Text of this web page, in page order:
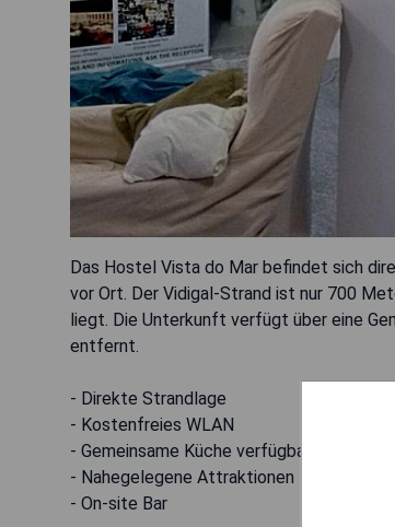
Das Hostel Vista do Mar befindet sich
vor Ort. Der Vidigal-Strand ist nur 700
liegt. Die Unterkunft verfügt über eine
entfernt.
- Direkte Strandlage
- Kostenfreies WLAN
- Gemeinsame Küche verfügbar
- Nahegelegene Attraktionen
- On-site Bar